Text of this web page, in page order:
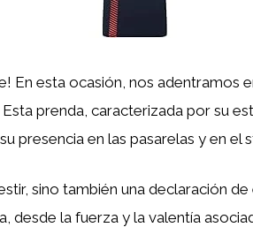
En esta ocasión, nos adentramos
Esta prenda, caracterizada por su
presencia en las pasarelas y en el
sino también una declaración
desde la fuerza y la valentía